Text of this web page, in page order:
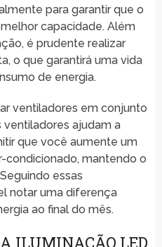
para garantir que o
capacidade. Além
é prudente realizar
o que garantirá uma vida
de energia.
ventiladores em conjunto
ventiladores ajudam a
que você aumente um
condicionado, mantendo o
essas
notar uma diferença
ao final do mês.
ILUMINAÇÃO LED